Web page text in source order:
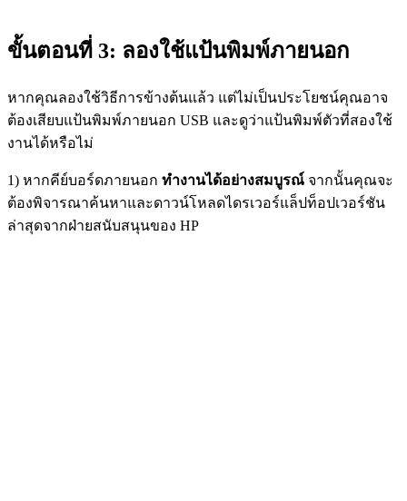
ขั้นตอนที่ 3: ลองใช้แป้นพิมพ์ภายนอก
หากคุณลองใช้วิธีการข้างต้นแล้ว แต่ไม่เป็นประโยชน์คุณอาจ
ต้องเสียบแป้นพิมพ์ภายนอก USB และดูว่าแป้นพิมพ์ตัวที่สองใช้
งานได้หรือไม่
1) หากคีย์บอร์ดภายนอก ทำงานได้อย่างสมบูรณ์ จากนั้นคุณจะ
ต้องพิจารณาค้นหาและดาวน์โหลดไดรเวอร์แล็ปท็อปเวอร์ชัน
ล่าสุดจากฝ่ายสนับสนุนของ HP